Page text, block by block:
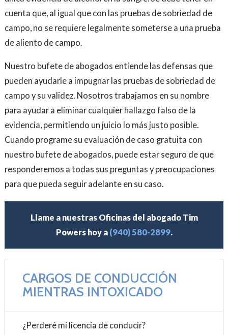
cuenta que, al igual que con las pruebas de sobriedad de
campo, no se requiere legalmente someterse a una prueba
de aliento de campo.
Nuestro bufete de abogados entiende las defensas que
pueden ayudarle a impugnar las pruebas de sobriedad de
campo y su validez. Nosotros trabajamos en su nombre
para ayudar a eliminar cualquier hallazgo falso de la
evidencia, permitiendo un juicio lo más justo posible.
Cuando programe su evaluación de caso gratuita con
nuestro bufete de abogados, puede estar seguro de que
responderemos a todas sus preguntas y preocupaciones
para que pueda seguir adelante en su caso.
Llame a nuestras Oficinas del abogado Tim
Powers hoy a (940) 580-2899.
CARGOS DE CONDUCCIÓN
MIENTRAS INTOXICADO
¿Perderé mi licencia de conducir?